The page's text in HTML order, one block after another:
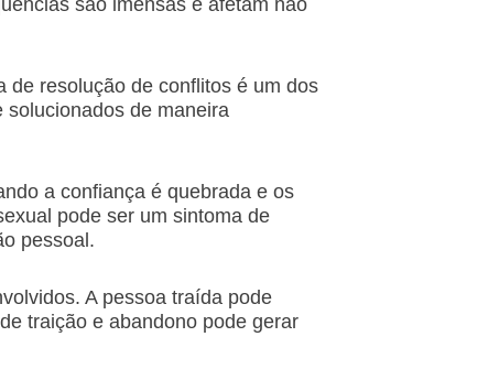
são imensas e afetam não
de resolução de conflitos é um dos
solucionados de maneira
a confiança é quebrada e os
pode ser um sintoma de
pessoal.
A pessoa traída pode
traição e abandono pode gerar